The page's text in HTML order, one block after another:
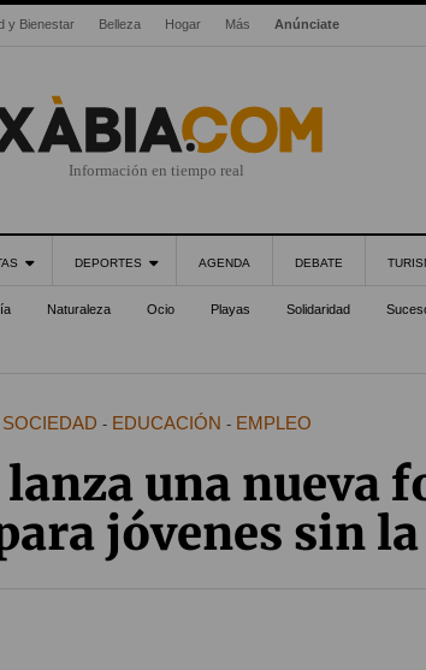
y Bienestar Belleza Hogar Más Anúnciate
Información en tiempo real
DEPORTES AGENDA DEBATE
Naturaleza Ocio Playas Solidaridad
SOCIEDAD - EDUCACIÓN - EMPLEO
lanza una nueva
jóvenes sin la